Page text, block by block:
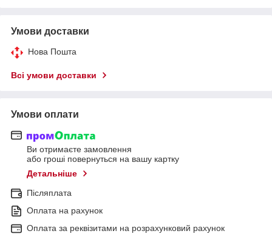
Умови доставки
Нова Пошта
Всі умови доставки
Умови оплати
Ви отримаєте замовлення
або гроші повернуться на вашу картку
Детальніше
Післяплата
Оплата на рахунок
Оплата за реквізитами на розрахунковий рахунок